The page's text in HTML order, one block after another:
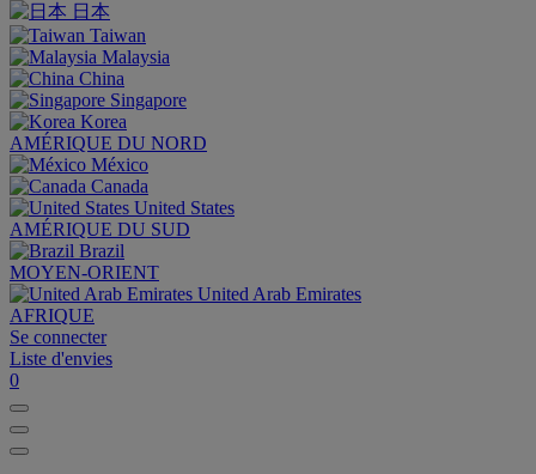
日本
Taiwan
Malaysia
China
Singapore
Korea
AMÉRIQUE DU NORD
México
Canada
United States
AMÉRIQUE DU SUD
Brazil
MOYEN-ORIENT
United Arab Emirates
AFRIQUE
Se connecter
Liste d'envies
0